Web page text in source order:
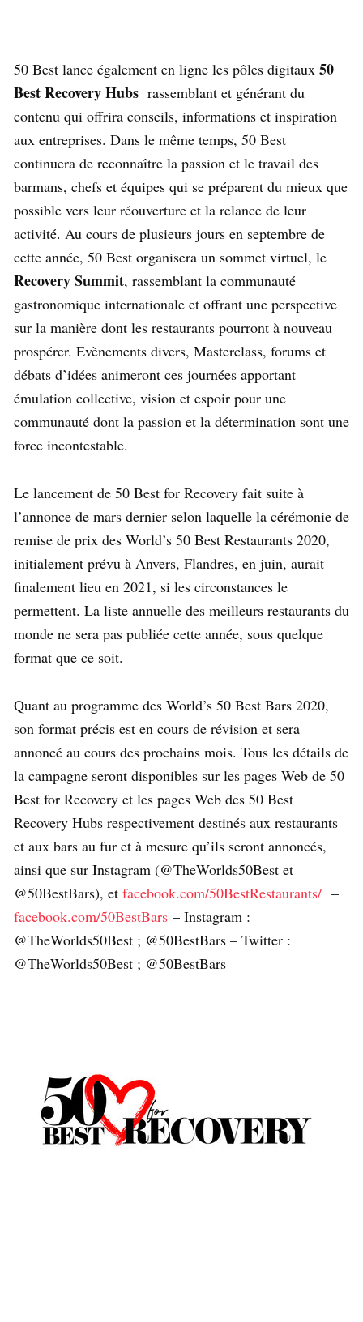
50 Best lance également en ligne les pôles digitaux 50
Best Recovery Hubs rassemblant et générant du
contenu qui offrira conseils, informations et inspiration
aux entreprises. Dans le même temps, 50 Best
continuera de reconnaître la passion et le travail des
barmans, chefs et équipes qui se préparent du mieux que
possible vers leur réouverture et la relance de leur
activité. Au cours de plusieurs jours en septembre de
cette année, 50 Best organisera un sommet virtuel, le
Recovery Summit, rassemblant la communauté
gastronomique internationale et offrant une perspective
sur la manière dont les restaurants pourront à nouveau
prospérer. Evènements divers, Masterclass, forums et
débats d’idées animeront ces journées apportant
émulation collective, vision et espoir pour une
communauté dont la passion et la détermination sont une
force incontestable.
Le lancement de 50 Best for Recovery fait suite à
l’annonce de mars dernier selon laquelle la cérémonie de
remise de prix des World’s 50 Best Restaurants 2020,
initialement prévu à Anvers, Flandres, en juin, aurait
finalement lieu en 2021, si les circonstances le
permettent. La liste annuelle des meilleurs restaurants du
monde ne sera pas publiée cette année, sous quelque
format que ce soit.
Quant au programme des World’s 50 Best Bars 2020,
son format précis est en cours de révision et sera
annoncé au cours des prochains mois. Tous les détails de
la campagne seront disponibles sur les pages Web de 50
Best for Recovery et les pages Web des 50 Best
Recovery Hubs respectivement destinés aux restaurants
et aux bars au fur et à mesure qu’ils seront annoncés,
ainsi que sur Instagram (@TheWorlds50Best et
@50BestBars), et facebook.com/50BestRestaurants/ –
facebook.com/50BestBars – Instagram :
@TheWorlds50Best ; @50BestBars – Twitter :
@TheWorlds50Best ; @50BestBars